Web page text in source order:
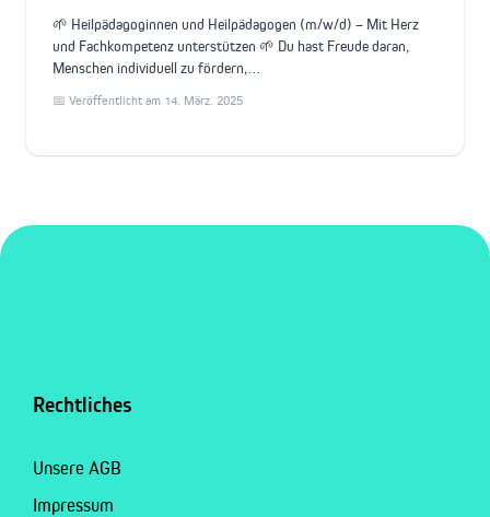
🌱 Heilpädagoginnen und Heilpädagogen (m/w/d) – Mit Herz
und Fachkompetenz unterstützen 🌱 Du hast Freude daran,
Menschen individuell zu fördern,…
📅 Veröffentlicht am 14. März. 2025
Rechtliches
Unsere AGB
Impressum